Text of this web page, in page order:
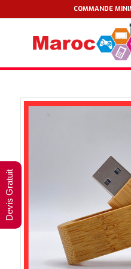
COMMANDE
Devis Gratuit